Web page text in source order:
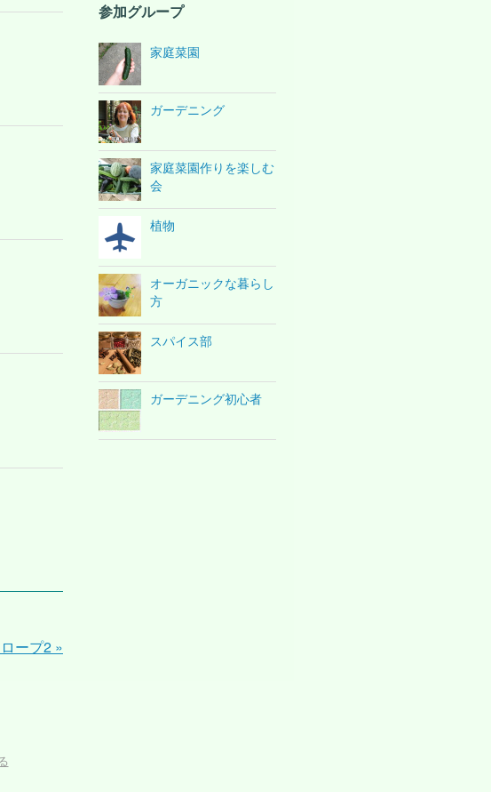
ープ2 »
参加グループ
家庭菜園
ガーデニング
家庭菜園作りを楽しむ
会
植物
オーガニックな暮らし
方
スパイス部
ガーデニング初心者